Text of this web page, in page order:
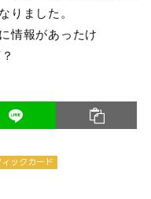
りました。
情報があったけ
ィックカード